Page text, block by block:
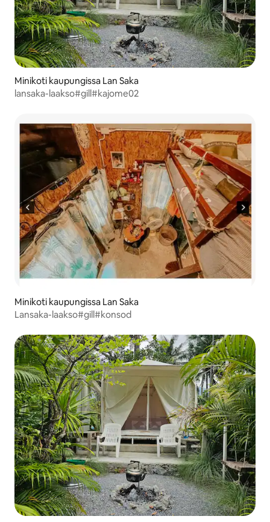
Minikoti kaupungissa Lan Saka
lansaka-laakso#gill#kajome02
Minikoti kaupungissa Lan Saka
Lansaka-laakso#gill#konsod